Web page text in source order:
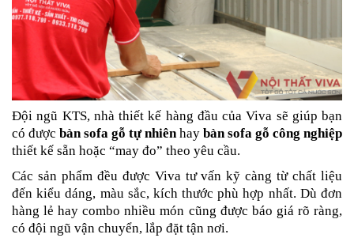
Đội ngũ KTS, nhà thiết kế hàng đầu của Viva sẽ giúp bạn
có được bàn sofa gỗ tự nhiên hay bàn sofa gỗ công nghiệp
thiết kế sẵn hoặc “may đo” theo yêu cầu.
Các sản phẩm đều được Viva tư vấn kỹ càng từ chất liệu
đến kiểu dáng, màu sắc, kích thước phù hợp nhất. Dù đơn
hàng lẻ hay combo nhiều món cũng được báo giá rõ ràng,
có đội ngũ vận chuyển, lắp đặt tận nơi.